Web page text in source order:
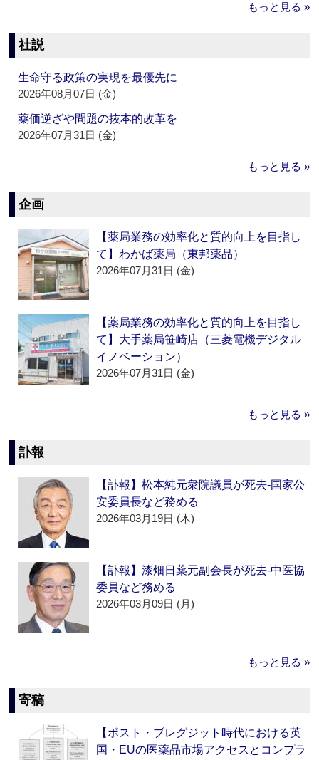
もっと見る »
社説
生命守る政策の実現を最優先に
2026年08月07日 (金)
薬価逆ざや問題の抜本的改革を
2026年07月31日 (金)
もっと見る »
企画
【薬局業務の効率化と質的向上を目指し
て】わかば薬局（東邦薬品）
2026年07月31日 (金)
【薬局業務の効率化と質的向上を目指し
て】大手薬局笹崎店（三菱電機デジタル
イノベーション）
2026年07月31日 (金)
もっと見る »
訃報
【訃報】松本純元衆院議員が死去‐国家公
安委員長など務める
2026年03月19日 (木)
【訃報】漆畑日薬元副会長が死去‐中医協
委員など務める
2026年03月09日 (月)
もっと見る »
寄稿
【ポスト・ブレグジット時代における英
国・EUの医薬品市場アクセスとコンプラ